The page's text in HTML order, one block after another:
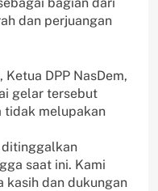
dan perjuangan
DPP NasDem,
gelar tersebut
tidak melupakan
ditinggalkan
saat ini. Kami
kasih dan dukungan